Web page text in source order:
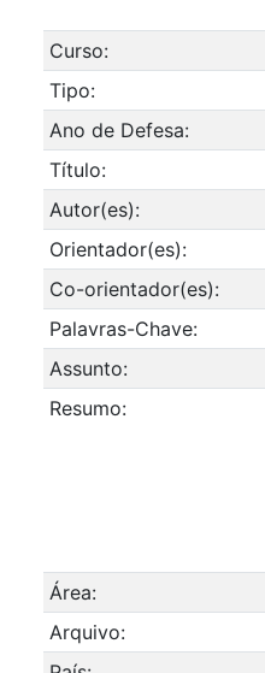
Curso:
Tipo:
Ano de Defesa:
Título:
Autor(es):
Orientador(es):
Co-orientador(es):
Palavras-Chave:
Assunto:
Resumo:
Área:
Arquivo: